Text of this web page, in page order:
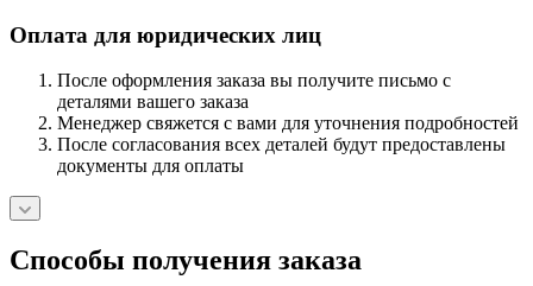
Оплата для юридических лиц
После оформления заказа вы получите письмо с
деталями вашего заказа
Менеджер свяжется с вами для уточнения подробностей
После согласования всех деталей будут предоставлены
документы для оплаты
Способы получения заказа